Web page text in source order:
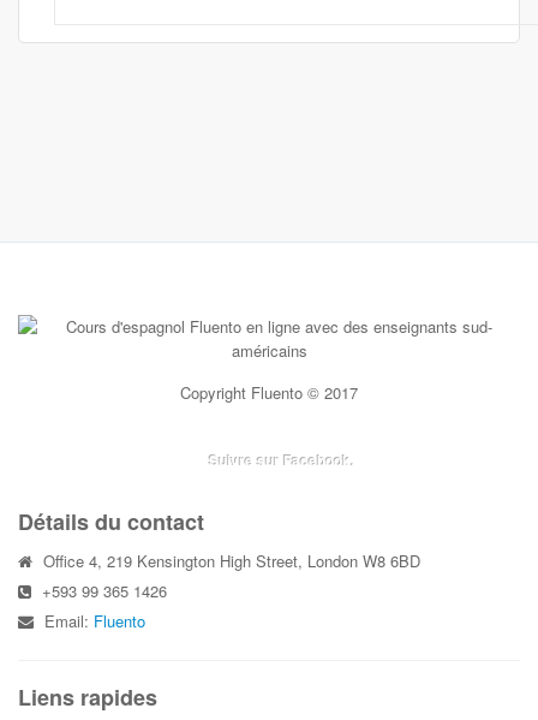
Copyright Fluento © 2017
Suivre sur Facebook.
Détails du contact
Office 4, 219 Kensington High Street, London W8 6BD
+593 99 365 1426
Email: Fluento
Liens rapides